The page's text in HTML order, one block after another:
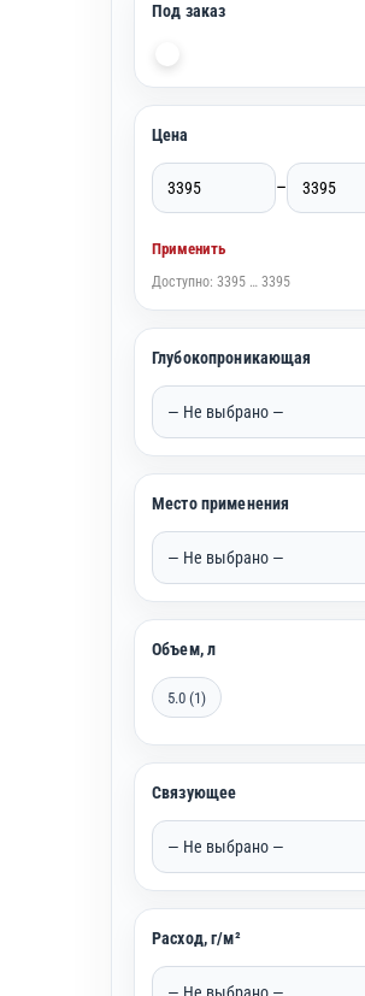
Под заказ
Цена
–
Применить
Доступно: 3395 … 3395
Глубокопроникающая
Место применения
Объем, л
5.0 (1)
Связующее
Расход, г/м²